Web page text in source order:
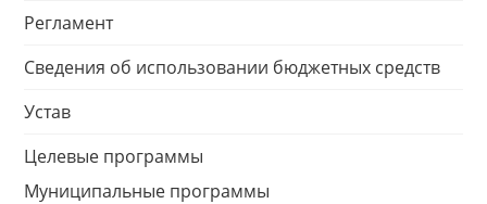
Регламент
Сведения об использовании бюджетных средств
Устав
Целевые программы
Муниципальные программы